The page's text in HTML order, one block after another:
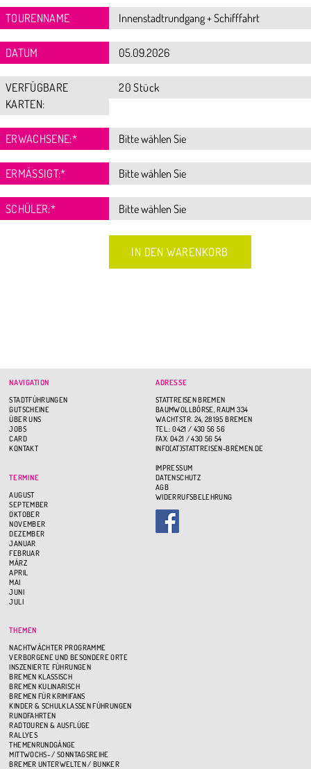
TOURENNAME
DATUM
VERFÜGBARE
KARTEN:
20 Stück
ERWACHSENE:*
ERMÄSSIGT:*
SCHÜLER:*
NAVIGATION
STADTFÜHRUNGEN
GUTSCHEINE
ÜBER UNS
JOBS
CARD
KONTAKT
TERMINE
AUGUST
SEPTEMBER
OKTOBER
NOVEMBER
DEZEMBER
JANUAR
FEBRUAR
MÄRZ
APRIL
MAI
JUNI
JULI
THEMEN
NACHTWÄCHTER PROGRAMME
VERBORGENE UND BESONDERE ORTE
INSZENIERTE FÜHRUNGEN
BREMEN KLASSISCH
BREMEN KULINARISCH
BREMEN FÜR KRIMIFANS
KINDER & SCHULKLASSEN FÜHRUNGEN
RUNDFAHRTEN
RADTOUREN & AUSFLÜGE
RALLYES
THEMENRUNDGÄNGE
MITTWOCHS- / SONNTAGSREIHE
BREMER UNTERWELTEN / BUNKER
ADRESSE
STATTREISEN BREMEN
BAUMWOLLBÖRSE, RAUM 334
WACHTSTR. 24, 28195 BREMEN
TEL.: 0421 / 430 56 56
FAX: 0421 / 430 56 54
INFO(AT)STATTREISEN-BREMEN.DE
IMPRESSUM
DATENSCHUTZ
AGB
WIDERRUFSBELEHRUNG